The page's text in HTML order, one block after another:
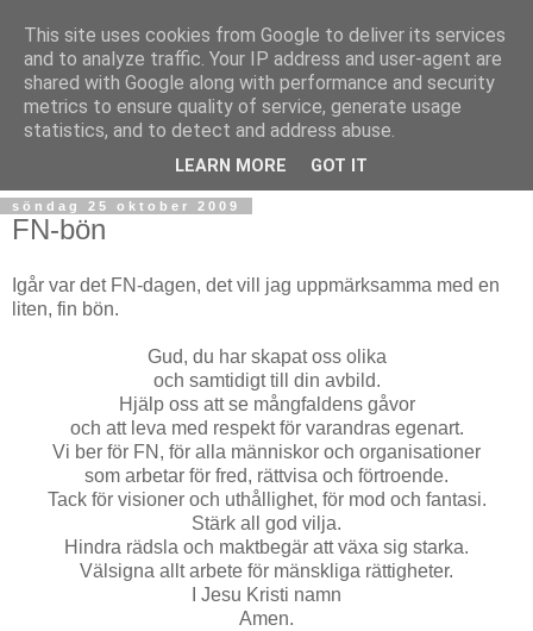
söndag 25 oktober 2009
FN-bön
Igår var det FN-dagen, det vill jag uppmärksamma med en
liten, fin bön.
Gud, du har skapat oss olika
och samtidigt till din avbild.
Hjälp oss att se mångfaldens gåvor
och att leva med respekt för varandras egenart.
Vi ber för FN, för alla människor och organisationer
som arbetar för fred, rättvisa och förtroende.
Tack för visioner och uthållighet, för mod och fantasi.
Stärk all god vilja.
Hindra rädsla och maktbegär att växa sig starka.
Välsigna allt arbete för mänskliga rättigheter.
I Jesu Kristi namn
Amen.
This site uses cookies from Google to deliver its services
and to analyze traffic. Your IP address and user-agent are
shared with Google along with performance and security
metrics to ensure quality of service, generate usage
statistics, and to detect and address abuse.
LEARN MORE GOT IT